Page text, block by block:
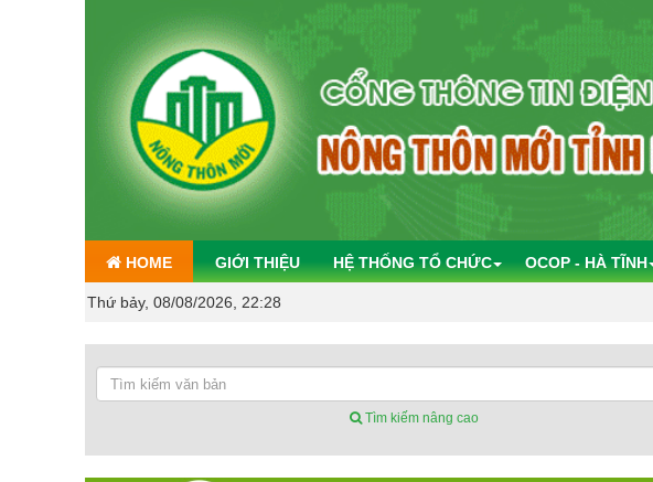
HOME GIỚI THIỆU HỆ THỐNG TỔ CHỨC OCOP - HÀ TĨNH
Thứ bảy, 08/08/2026, 22:28
Tìm kiếm nâng cao